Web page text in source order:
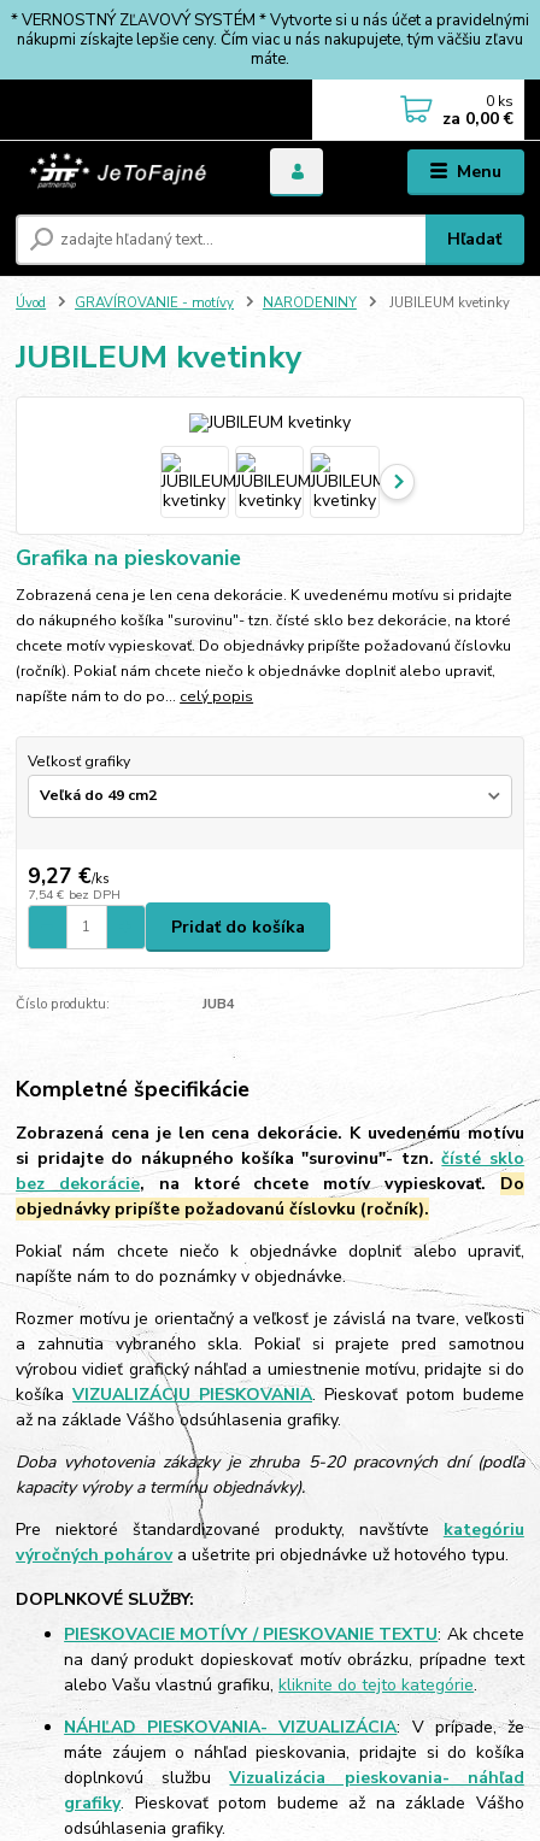
* VERNOSTNÝ ZĽAVOVÝ SYSTÉM * Vytvorte si u nás účet a pravidelnými
nákupmi získajte lepšie ceny. Čím viac u nás nakupujete, tým väčšiu zľavu
máte.
Menu
Hľadať
0 ks
za 0,00 €
Úvod GRAVÍROVANIE - motívy NARODENINY JUBILEUM kvetinky
JUBILEUM kvetinky
Grafika na pieskovanie
Zobrazená cena je len cena dekorácie. K uvedenému motívu si pridajte
do nákupného košíka "surovinu"- tzn. čísté sklo bez dekorácie, na ktoré
chcete motív vypieskovať. Do objednávky pripíšte požadovanú číslovku
(ročník). Pokiaľ nám chcete niečo k objednávke doplniť alebo upraviť,
napíšte nám to do po... celý popis
Veľkosť grafiky
9,27 €/ks
7,54 € bez DPH
Pridať do košíka
Číslo produktu: JUB4
Kompletné špecifikácie
Zobrazená cena je len cena dekorácie. K uvedenému motívu
si pridajte do nákupného košíka "surovinu"- tzn.čísté sklo
bez dekorácie, na ktoré chcete motív vypieskovať. Do
objednávky pripíšte požadovanú číslovku (ročník).
Pokiaľ nám chcete niečo k objednávke doplniť alebo upraviť,
napíšte nám to do poznámky v objednávke.
Rozmer motívu je orientačný a veľkosť je závislá na tvare, veľkosti
a zahnutia vybraného skla. Pokiaľ si prajete pred samotnou
výrobou vidieť grafický náhľad a umiestnenie motívu, pridajte si do
košíkaVIZUALIZÁCIU PIESKOVANIA. Pieskovať potom budeme
až na základe Vášho odsúhlasenia grafiky.
Doba vyhotovenia zákazky je zhruba 5-20 pracovných dní (podľa
kapacity výroby a termínu objednávky).
Pre niektoré štandardizované produkty, navštívte kategóriu
výročných pohárova ušetrite pri objednávke už hotového typu.
DOPLNKOVÉ SLUŽBY:
PIESKOVACIE MOTÍVY / PIESKOVANIE TEXTU: Ak chcete
na daný produkt dopieskovať motív obrázku, prípadne text
alebo Vašu vlastnú grafiku,kliknite do tejto kategórie.
NÁHĽAD PIESKOVANIA- VIZUALIZÁCIA: V prípade, že
máte záujem o náhľad pieskovania, pridajte si do košíka
doplnkovú službuVizualizácia pieskovania- náhľad
grafiky. Pieskovať potom budeme až na základe Vášho
odsúhlasenia grafiky.